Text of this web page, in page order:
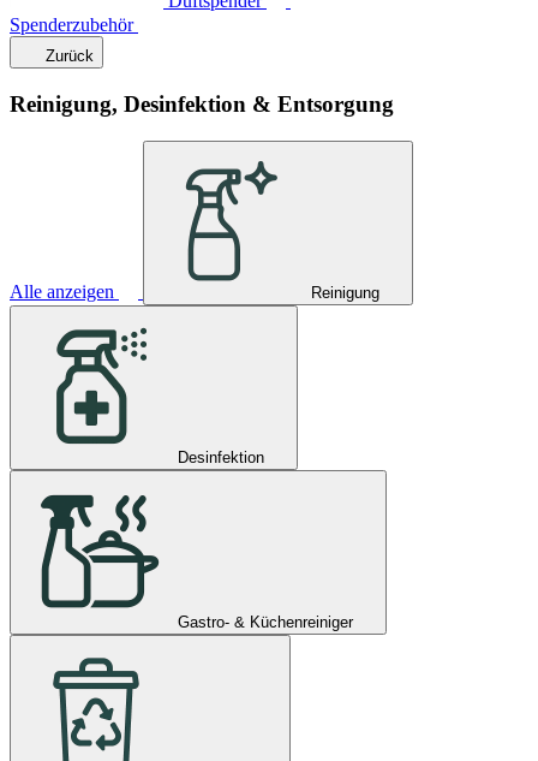
Spenderzubehör
Zurück
Reinigung, Desinfektion & Entsorgung
Alle anzeigen Reinigung
Desinfektion
Gastro- & Küchenreiniger